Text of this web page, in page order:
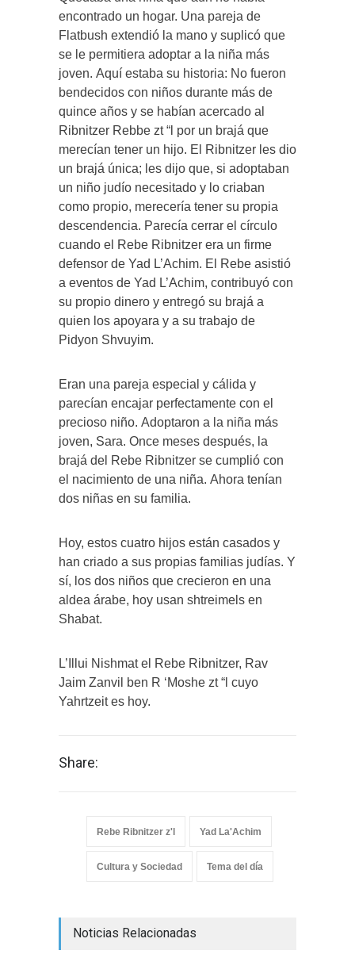
encontrado un hogar. Una pareja de
Flatbush extendió la mano y suplicó que
se le permitiera adoptar a la niña más
joven. Aquí estaba su historia: No fueron
bendecidos con niños durante más de
quince años y se habían acercado al
Ribnitzer Rebbe zt “l por un brajá que
merecían tener un hijo. El Ribnitzer les dio
un brajá única; les dijo que, si adoptaban
un niño judío necesitado y lo criaban
como propio, merecería tener su propia
descendencia. Parecía cerrar el círculo
cuando el Rebe Ribnitzer era un firme
defensor de Yad L’Achim. El Rebe asistió
a eventos de Yad L’Achim, contribuyó con
su propio dinero y entregó su brajá a
quien los apoyara y a su trabajo de
Pidyon Shvuyim.
Eran una pareja especial y cálida y
parecían encajar perfectamente con el
precioso niño. Adoptaron a la niña más
joven, Sara. Once meses después, la
brajá del Rebe Ribnitzer se cumplió con
el nacimiento de una niña. Ahora tenían
dos niñas en su familia.
Hoy, estos cuatro hijos están casados ​​y
han criado a sus propias familias judías. Y
sí, los dos niños que crecieron en una
aldea árabe, hoy usan shtreimels en
Shabat.
L’Illui Nishmat el Rebe Ribnitzer, Rav
Jaim Zanvil ben R ‘Moshe zt “l cuyo
Yahrtzeit es hoy.
Share:
Rebe Ribnitzer z'l Yad La'Achim
Cultura y Sociedad Tema del día
Noticias Relacionadas